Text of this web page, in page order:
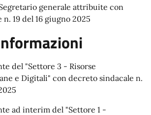
generale attribuite con
19 del 16 giugno 2025
del "Settore 3 - Risorse
e Digitali" con decreto sindacale n.
ad interim del "Settore 1 -